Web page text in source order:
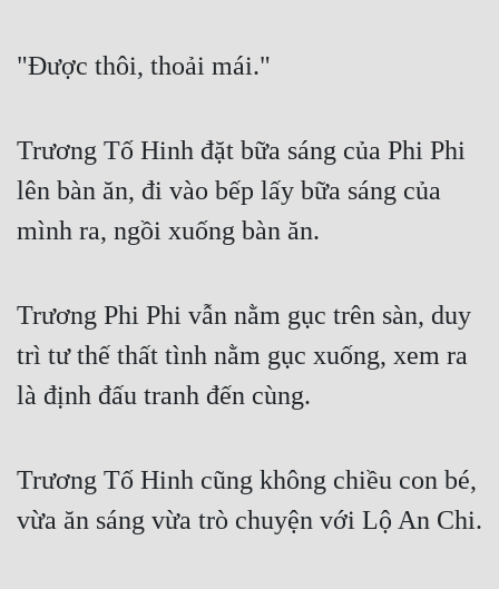
Đẹp
Đẹp Hiệp
Cơ Trí
"Được thôi, thoải mái."
Trương Tố Hinh đặt bữa sáng của Phi Phi
lên bàn ăn, đi vào bếp lấy bữa sáng của
mình ra, ngồi xuống bàn ăn.
Trương Phi Phi vẫn nằm gục trên sàn, duy
trì tư thế thất tình nằm gục xuống, xem ra
là định đấu tranh đến cùng.
Trương Tố Hinh cũng không chiều con bé,
vừa ăn sáng vừa trò chuyện với Lộ An Chi.